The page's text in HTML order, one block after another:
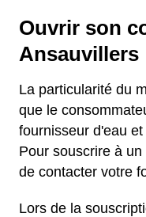
Ouvrir son
Ansauvillers
La particularité du
que le
fournisseur d'eau
Pour souscrire à
de contacter votre
Lors de la